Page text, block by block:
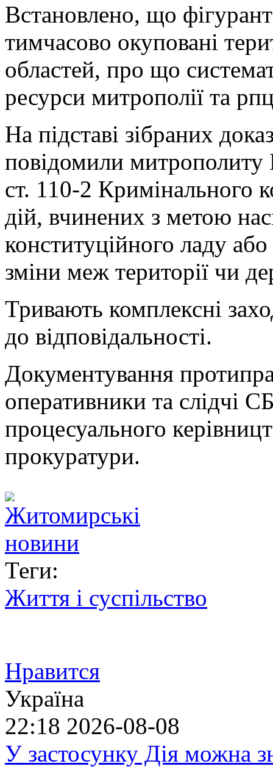
Встановлено, що
тимчасово окуповані
областей, про що
ресурси митрополії та
На підставі зібраних
повідомили
ст. 110-2 Кримінального
дій, вчинених з метою
конституційного ладу
зміни меж території чи
Тривають комплексні
до відповідальності.
Документування
оперативники та слідчі
процесуального
прокуратури.
Теги:
Життя і суспільство
Нравится
Україна
22:18 2026-08-08
У застосунку Дія можна